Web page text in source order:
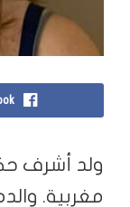
مغربية.